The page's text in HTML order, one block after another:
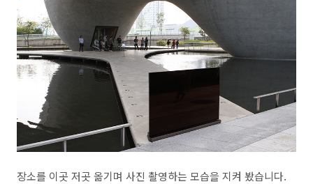
장소를 이곳 저곳 옮기며 사진 촬영하는 모습을 지켜 봤습니다.